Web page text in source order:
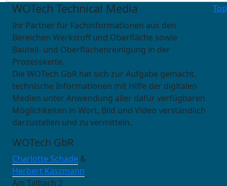
Top
WOTech Technical Media
Ihr Partner für Fachinformationen aus den
Bereichen Werkstoff und Oberfläche sowie
Bauteil- und Oberflächenreinigung in der
Prozesskette.
Die WOTech GbR hat sich zur Aufgabe gemacht,
technische Informationen mit Hilfe der digitalen
Medien unter Anwendung aller dafür verfügbaren
Möglichkeiten in Wort, Bild und Video verständlich
darzustellen und zu vermitteln.
WOTech GbR
Charlotte Schade &
Herbert Käszmann
Am Talbach 2